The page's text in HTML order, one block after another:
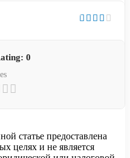
0
статье предоставлена
целях и не является